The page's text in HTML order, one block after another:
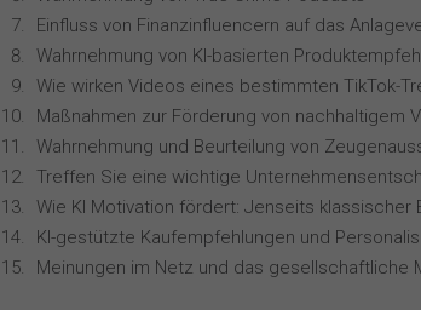
Treffen Sie eine wichtige